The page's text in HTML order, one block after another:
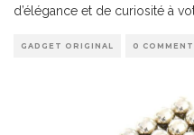
d’élégance et de curiosité à
GADGET ORIGINAL 0